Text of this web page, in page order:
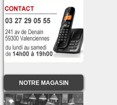
NOTRE MAGASIN